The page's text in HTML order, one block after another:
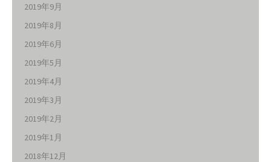
2019年9月
2019年8月
2019年6月
2019年5月
2019年4月
2019年3月
2019年2月
2019年1月
2018年12月